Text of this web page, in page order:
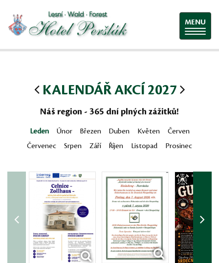
MENU
KALENDÁŘ AKCÍ 2027
Náš region - 365 dní plných zážitků!
Leden Únor Březen Duben Květen
Červen
Červenec
Srpen Září Říjen Listopad Prosinec